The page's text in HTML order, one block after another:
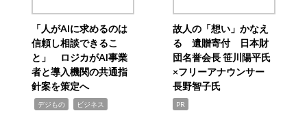
「人がAIに求めるのは
信頼し相談できるこ
と」 ロジカがAI事業
者と導入機関の共通指
針案を策定へ
デジもの ビジネス
故人の「想い」かなえ
る 遺贈寄付 日本財
団名誉会長 笹川陽平氏
×フリーアナウンサー
長野智子氏
PR